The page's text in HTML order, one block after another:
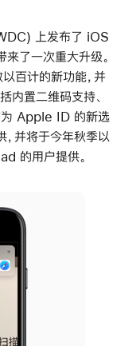
上发布了 iOS
了一次重大升级。
百计的新功能，并
内置二维码支持、
为 Apple ID 的新选
并将于今年秋季以
的用户提供。